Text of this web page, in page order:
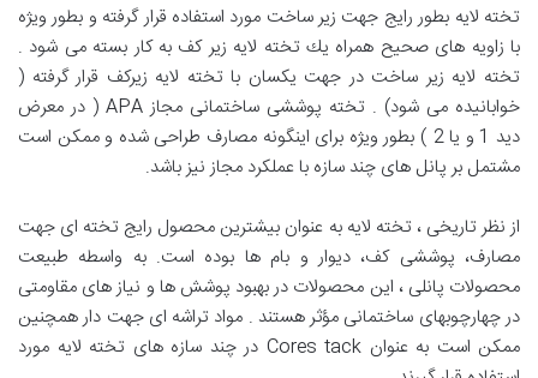
تخته لايه بطور رايج جهت زير ساخت مورد استفاده قرار گرفته و بطور ويژه
با زاويه های صحيح همراه يك تخته لايه زير كف به كار بسته می شود .
تخته لايه زير ساخت در جهت يكسان با تخته لايه زيركف قرار گرفته (
خوابانيده می شود) . تخته پوششی ساختمانی مجاز APA ( در معرض
ديد 1 و یا 2 ) بطور ويژه برای اينگونه مصارف طراحی شده و ممكن است
مشتمل بر پانل های چند سازه با عملكرد مجاز نيز باشد.
از نظر تاريخی ، تخته لايه به عنوان بيشترين محصول رايج تخته ای جهت
مصارف، پوششی كف، ديوار و بام ها بوده است. به واسطه طبيعت
محصولات پانلی ، اين محصولات در بهبود پوشش ها و نياز های مقاومتی
در چهارچوبهای ساختمانی مؤثر هستند . مواد تراشه ای جهت دار همچنين
ممكن است به عنوان Cores tack در چند سازه های تخته لايه مورد